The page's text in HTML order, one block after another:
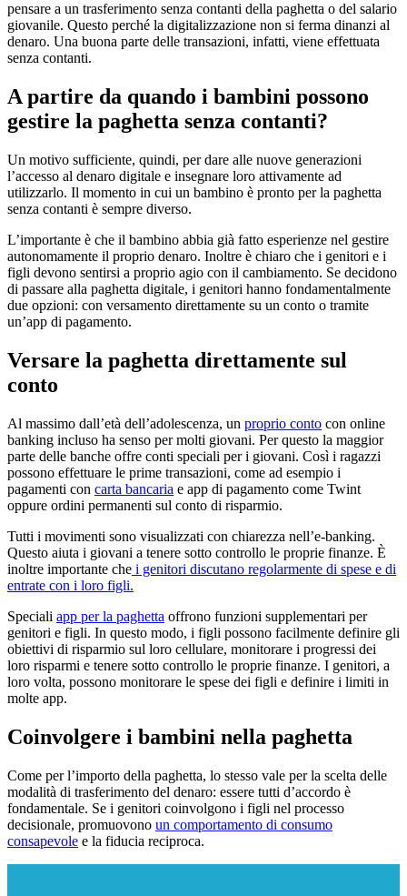
pensare a un trasferimento senza contanti della paghetta o del salario
giovanile. Questo perché la digitalizzazione non si ferma dinanzi al
denaro. Una buona parte delle transazioni, infatti, viene effettuata
senza contanti.
A partire da quando i bambini possono
gestire la paghetta senza contanti?
Un motivo sufficiente, quindi, per dare alle nuove generazioni
l’accesso al denaro digitale e insegnare loro attivamente ad
utilizzarlo. Il momento in cui un bambino è pronto per la paghetta
senza contanti è sempre diverso.
L’importante è che il bambino abbia già fatto esperienze nel gestire
autonomamente il proprio denaro. Inoltre è chiaro che i genitori e i
figli devono sentirsi a proprio agio con il cambiamento. Se decidono
di passare alla paghetta digitale, i genitori hanno fondamentalmente
due opzioni: con versamento direttamente su un conto o tramite
un’app di pagamento.
Versare la paghetta direttamente sul
conto
Al massimo dall’età dell’adolescenza, un proprio conto con online
banking incluso ha senso per molti giovani. Per questo la maggior
parte delle banche offre conti speciali per i giovani. Così i ragazzi
possono effettuare le prime transazioni, come ad esempio i
pagamenti con carta bancaria e app di pagamento come Twint
oppure ordini permanenti sul conto di risparmio.
Tutti i movimenti sono visualizzati con chiarezza nell’e-banking.
Questo aiuta i giovani a tenere sotto controllo le proprie finanze. È
inoltre importante che i genitori discutano regolarmente di spese e di
entrate con i loro figli.
Speciali app per la paghetta offrono funzioni supplementari per
genitori e figli. In questo modo, i figli possono facilmente definire gli
obiettivi di risparmio sul loro cellulare, monitorare i progressi dei
loro risparmi e tenere sotto controllo le proprie finanze. I genitori, a
loro volta, possono monitorare le spese dei figli e definire i limiti in
molte app.
Coinvolgere i bambini nella paghetta
Come per l’importo della paghetta, lo stesso vale per la scelta delle
modalità di trasferimento del denaro: essere tutti d’accordo è
fondamentale. Se i genitori coinvolgono i figli nel processo
decisionale, promuovono un comportamento di consumo
consapevole e la fiducia reciproca.